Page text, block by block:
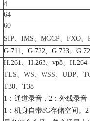
4
64
60
SIP、IMS、MGCP、FXO
G.711、G.722、G.723、
H.261、H.263、vp8、H.264
TLS、WS、WSS、UDP、
T30、T38
1：通道录音，2：外线录
1：机身自带8G存储空间。